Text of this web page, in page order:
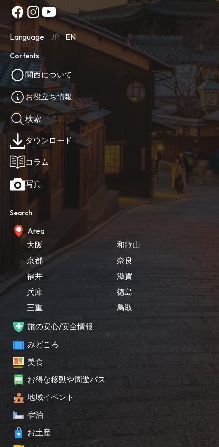
Language JP EN
Contents
関西について
お役立ち情報
検索
ダウンロード
コラム
写真
Search
Area
大阪
京都
福井
兵庫
三重
和歌山
奈良
滋賀
徳島
鳥取
旅の安心/安全情報
みどころ
美食
お得な移動や周遊パス
地域イベント
宿泊
お土産